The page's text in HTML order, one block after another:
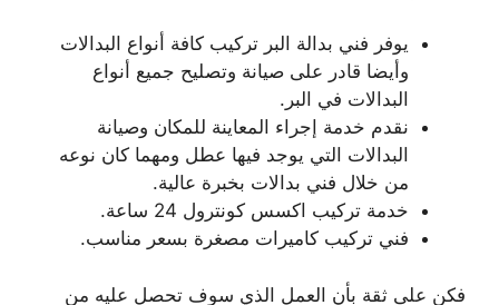
يوفر فني بدالة البر تركيب كافة أنواع البدالات
وأيضا قادر على صيانة وتصليح جميع أنواع
البدالات في البر.
نقدم خدمة إجراء المعاينة للمكان وصيانة
البدالات التي يوجد فيها عطل ومهما كان نوعه
من خلال فني بدالات بخبرة عالية.
خدمة تركيب اكسس كونترول 24 ساعة.
فني تركيب كاميرات مصغرة بسعر مناسب.
فكن على ثقة بأن العمل الذي سوف تحصل عليه من